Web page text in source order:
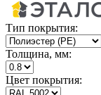
Тип покрытия:
Толщина, мм:
Цвет покрытия: